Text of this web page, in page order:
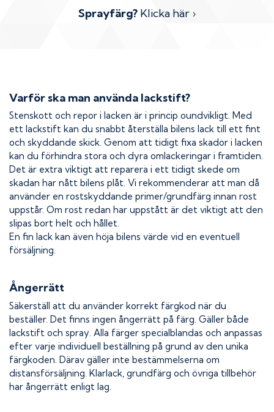
Sprayfärg? Klicka här ›
Varför ska man använda lackstift?
Stenskott och repor i lacken är i princip oundvikligt. Med
ett lackstift kan du snabbt återställa bilens lack till ett fint
och skyddande skick. Genom att tidigt fixa skador i lacken
kan du förhindra stora och dyra omlackeringar i framtiden.
Det är extra viktigt att reparera i ett tidigt skede om
skadan har nått bilens plåt. Vi rekommenderar att man då
använder en rostskyddande primer/grundfärg innan rost
uppstår. Om rost redan har uppstått är det viktigt att den
slipas bort helt och hållet.
En fin lack kan även höja bilens värde vid en eventuell
försäljning.
Ångerrätt
Säkerställ att du använder korrekt färgkod när du
beställer. Det finns ingen ångerrätt på färg. Gäller både
lackstift och spray. Alla färger specialblandas och anpassas
efter varje individuell beställning på grund av den unika
färgkoden. Därav gäller inte bestämmelserna om
distansförsäljning. Klarlack, grundfärg och övriga tillbehör
har ångerrätt enligt lag.